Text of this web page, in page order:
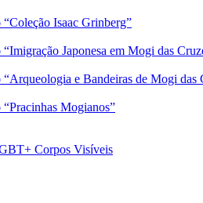
Isaac Grinberg”
Japonesa em Mogi das
“Arqueologia e Bandeiras de Mogi das
Mogianos”
Corpos Visíveis